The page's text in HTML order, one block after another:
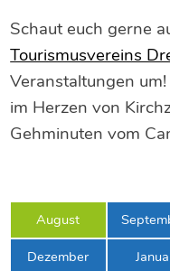
Schaut euch gerne
Tourismusvereins
Veranstaltungen
im Herzen von
Gehminuten vom
August
Dezember